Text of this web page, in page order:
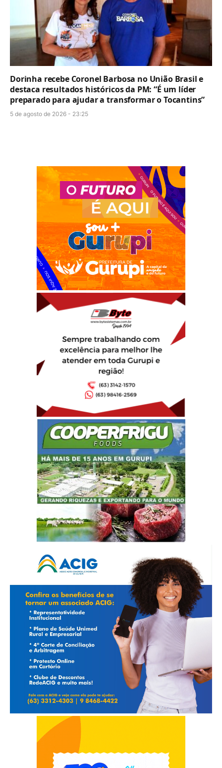
Dorinha recebe Coronel Barbosa no União Brasil e
destaca resultados históricos da PM: “É um líder
preparado para ajudar a transformar o Tocantins”
5 de agosto de 2026 - 23:25